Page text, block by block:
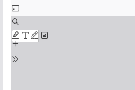
S
k
i
p
t